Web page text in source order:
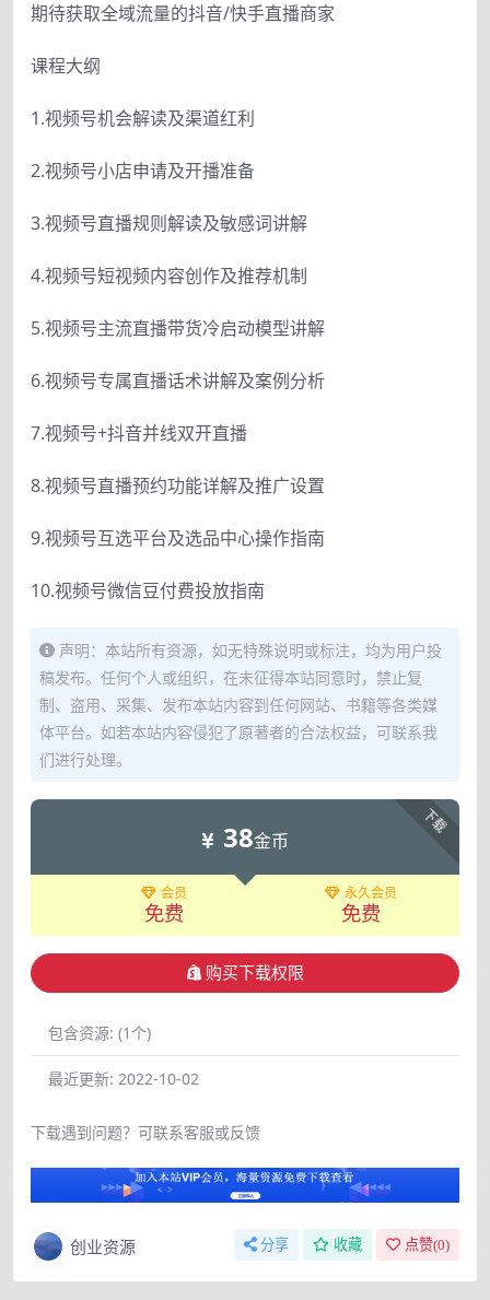
期待获取全域流量的抖音/快手直播商家
课程大纲
1.视频号机会解读及渠道红利
2.视频号小店申请及开播准备
3.视频号直播规则解读及敏感词讲解
4.视频号短视频内容创作及推荐机制
5.视频号主流直播带货冷启动模型讲解
6.视频号专属直播话术讲解及案例分析
7.视频号+抖音并线双开直播
8.视频号直播预约功能详解及推广设置
9.视频号互选平台及选品中心操作指南
10.视频号微信豆付费投放指南
声明：本站所有资源，如无特殊说明或标注，均为用户投
稿发布。任何个人或组织，在未征得本站同意时，禁止复
制、盗用、采集、发布本站内容到任何网站、书籍等各类媒
体平台。如若本站内容侵犯了原著者的合法权益，可联系我
们进行处理。
下载
38金币
会员
免费
永久会员
免费
购买下载权限
包含资源: (1个)
最近更新: 2022-10-02
下载遇到问题？可联系客服或反馈
创业资源 分享 收藏 点赞(0)